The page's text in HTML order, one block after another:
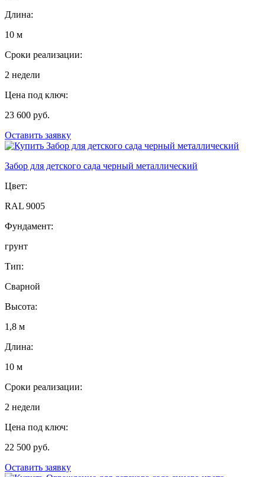
Длина:
10 м
Сроки реализации:
2 недели
Цена под ключ:
23 600 руб.
Оставить заявку
Забор для детского сада черный металлический
Цвет:
RAL 9005
Фундамент:
грунт
Тип:
Сварной
Высота:
1,8 м
Длина:
10 м
Сроки реализации:
2 недели
Цена под ключ:
22 500 руб.
Оставить заявку